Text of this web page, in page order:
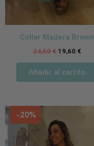
Collar Madera Brown
24,50€ 19,60 €
Añadir al carrito
-20%